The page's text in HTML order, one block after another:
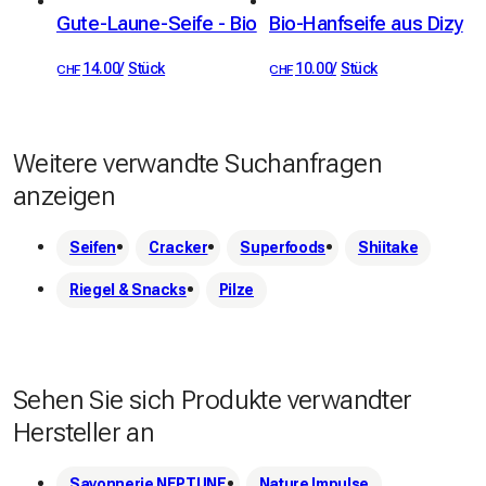
der Leidenschaft für das Land.
Kreationen: Brot, Gebäck oder sogar hausgemachte
Artenvielfalt respektiert.
Entdecken Sie unseren Bauernhof und probieren Sie den
Gute-Laune-Seife - Bio
CHF 14.00/ Stück
Bio-Hanfseife aus Dizy
CHF 10.00/ Stück
Weitere verwandte Suchanfragen
anzeigen
Seifen Cracker Superfoods Shiitake
Riegel & Snacks Pilze
Sehen Sie sich Produkte verwandter
Hersteller an